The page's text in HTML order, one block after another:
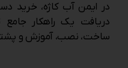
در ایمن آب کاژه، خرید
دریافت یک راهکار
ساخت، نصب، آموزش و